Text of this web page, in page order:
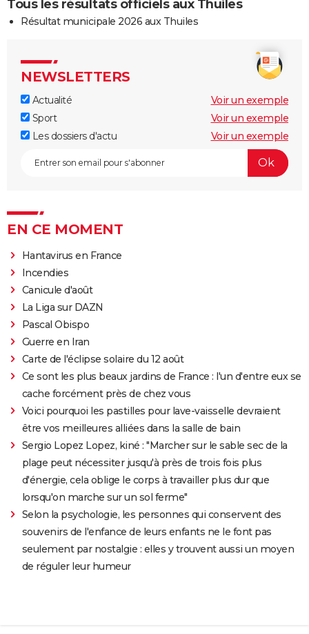
Tous les résultats officiels aux Thuiles
Résultat municipale 2026 aux Thuiles
NEWSLETTERS
Actualité
Voir un exemple
Sport
Voir un exemple
Les dossiers d'actu
Voir un exemple
EN CE MOMENT
Hantavirus en France
Incendies
Canicule d'août
La Liga sur DAZN
Pascal Obispo
Guerre en Iran
Carte de l'éclipse solaire du 12 août
Ce sont les plus beaux jardins de France : l'un d'entre eux se
cache forcément près de chez vous
Voici pourquoi les pastilles pour lave-vaisselle devraient
être vos meilleures alliées dans la salle de bain
Sergio Lopez Lopez, kiné : "Marcher sur le sable sec de la
plage peut nécessiter jusqu'à près de trois fois plus
d'énergie, cela oblige le corps à travailler plus dur que
lorsqu'on marche sur un sol ferme"
Selon la psychologie, les personnes qui conservent des
souvenirs de l'enfance de leurs enfants ne le font pas
seulement par nostalgie : elles y trouvent aussi un moyen
de réguler leur humeur